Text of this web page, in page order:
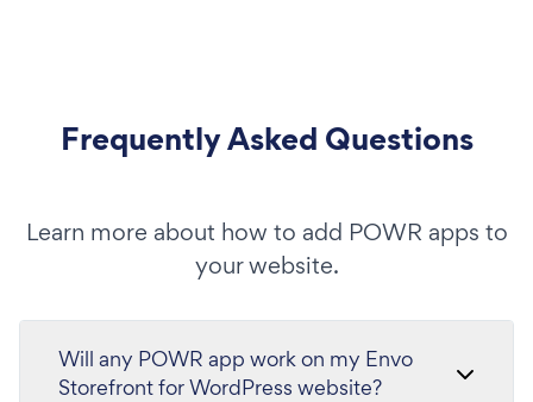
Frequently Asked Questions
Learn more about how to add POWR apps to
your website.
Will any POWR app work on my Envo
Storefront for WordPress website?